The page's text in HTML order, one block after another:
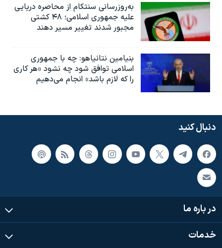
به‌روزرسانی سنتکام از محاصره دریایی
علیه جمهوری اسلامی؛ ۴۸ کشتی
مجبور شدند تغییر مسیر دهند
بنیامین نتانیاهو: چه با جمهوری
اسلامی توافق شود چه نشود «هر کاری
را که لازم باشد» انجام می‌دهیم
دنبال کنید
در باره ما
خدمات